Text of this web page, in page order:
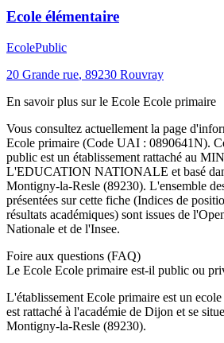
Ecole élémentaire
EcolePublic
20 Grande rue, 89230 Rouvray
En savoir plus sur le Ecole Ecole primaire
Vous consultez actuellement la page
Ecole primaire (Code UAI : 0890641N).
public est un établissement rattaché au
L'EDUCATION NATIONALE et basé
Montigny-la-Resle (89230). L'ensemble
présentées sur cette fiche (Indices de
résultats académiques) sont issues de
Nationale et de l'Insee.
Foire aux questions (FAQ)
Le Ecole Ecole primaire est-il public ou
L'établissement Ecole primaire est un
est rattaché à l'académie de Dijon et se
Montigny-la-Resle (89230).